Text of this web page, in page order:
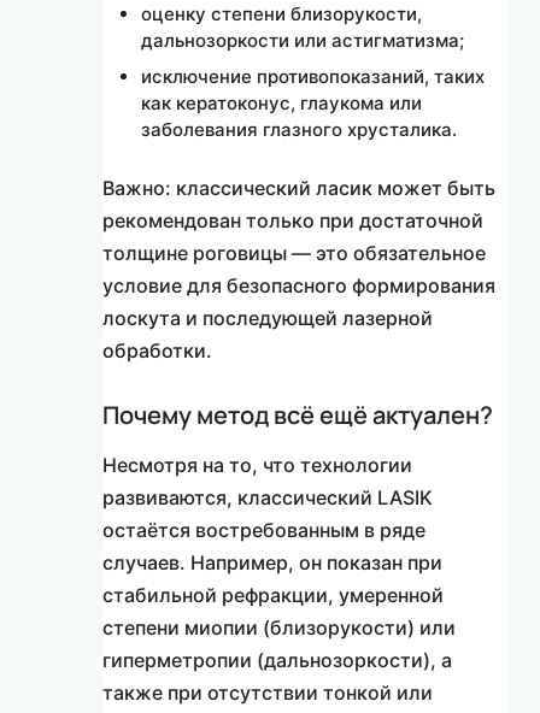
оценку степени близорукости,
дальнозоркости или астигматизма;
исключение противопоказаний, таких
как кератоконус, глаукома или
заболевания глазного хрусталика.
Важно: классический ласик может быть
рекомендован только при достаточной
толщине роговицы — это обязательное
условие для безопасного формирования
лоскута и последующей лазерной
обработки.
Почему метод всё ещё актуален?
Несмотря на то, что технологии
развиваются, классический LASIK
остаётся востребованным в ряде
случаев. Например, он показан при
стабильной рефракции, умеренной
степени миопии (близорукости) или
гиперметропии (дальнозоркости), а
также при отсутствии тонкой или